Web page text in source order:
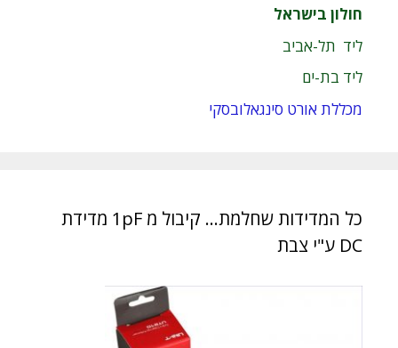
חולון בישראל
ליד תל-אביב
ליד בת-ים
מכללת אורט סינגאלובסקי
כל המדידות שחלמת… קיבול מ 1pF מדידת
DC ע"י צבת